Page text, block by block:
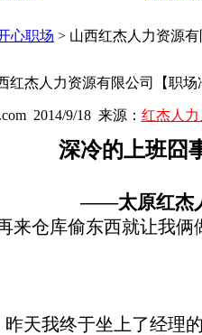
心职场 > 山西红杰人力资源
红杰人力资源有限公司【职场
2014/9/18 来源： 红杰人
深冷的上班囧
红杰人力资
来仓库偷东西就让我俩
天我终于坐上了经理